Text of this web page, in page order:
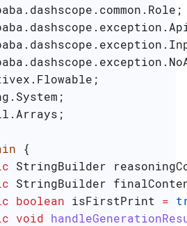
{
StringBuilder
StringBuilder
boolean isFirstPrint =
void